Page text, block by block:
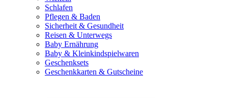
Schlafen
Pflegen & Baden
Sicherheit & Gesundheit
Reisen & Unterwegs
Baby Ernährung
Baby & Kleinkindspielwaren
Geschenksets
Geschenkkarten & Gutscheine